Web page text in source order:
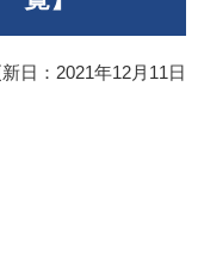
日： 2021年12月11日